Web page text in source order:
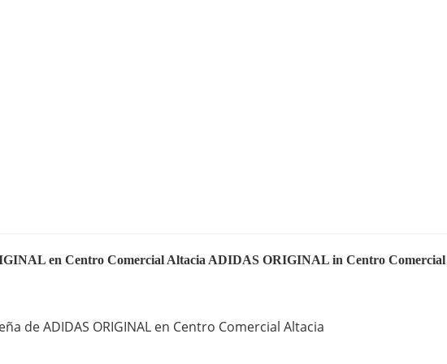
en Centro Comercial Altacia ADIDAS ORIGINAL in Centro
de ADIDAS ORIGINAL en Centro Comercial Altacia